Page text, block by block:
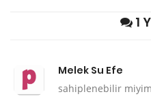
1
Melek Su Efe
sahiplenebilir miyim